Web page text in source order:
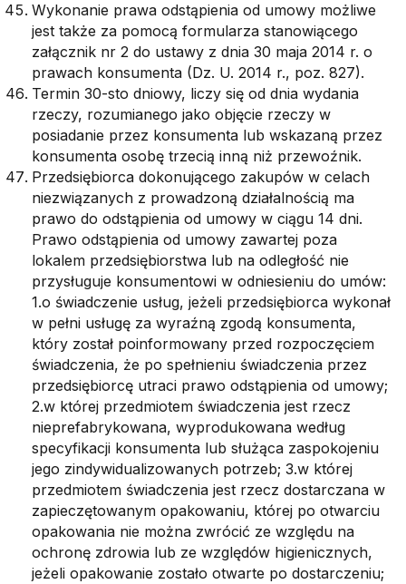
Wykonanie prawa odstąpienia od umowy możliwe
jest także za pomocą formularza stanowiącego
załącznik nr 2 do ustawy z dnia 30 maja 2014 r. o
prawach konsumenta (Dz. U. 2014 r., poz. 827).
Termin 30-sto dniowy, liczy się od dnia wydania
rzeczy, rozumianego jako objęcie rzeczy w
posiadanie przez konsumenta lub wskazaną przez
konsumenta osobę trzecią inną niż przewoźnik.
Przedsiębiorca dokonującego zakupów w celach
niezwiązanych z prowadzoną działalnością ma
prawo do odstąpienia od umowy w ciągu 14 dni.
Prawo odstąpienia od umowy zawartej poza
lokalem przedsiębiorstwa lub na odległość nie
przysługuje konsumentowi w odniesieniu do umów:
1.o świadczenie usług, jeżeli przedsiębiorca wykonał
w pełni usługę za wyraźną zgodą konsumenta,
który został poinformowany przed rozpoczęciem
świadczenia, że po spełnieniu świadczenia przez
przedsiębiorcę utraci prawo odstąpienia od umowy;
2.w której przedmiotem świadczenia jest rzecz
nieprefabrykowana, wyprodukowana według
specyfikacji konsumenta lub służąca zaspokojeniu
jego zindywidualizowanych potrzeb; 3.w której
przedmiotem świadczenia jest rzecz dostarczana w
zapieczętowanym opakowaniu, której po otwarciu
opakowania nie można zwrócić ze względu na
ochronę zdrowia lub ze względów higienicznych,
jeżeli opakowanie zostało otwarte po dostarczeniu;